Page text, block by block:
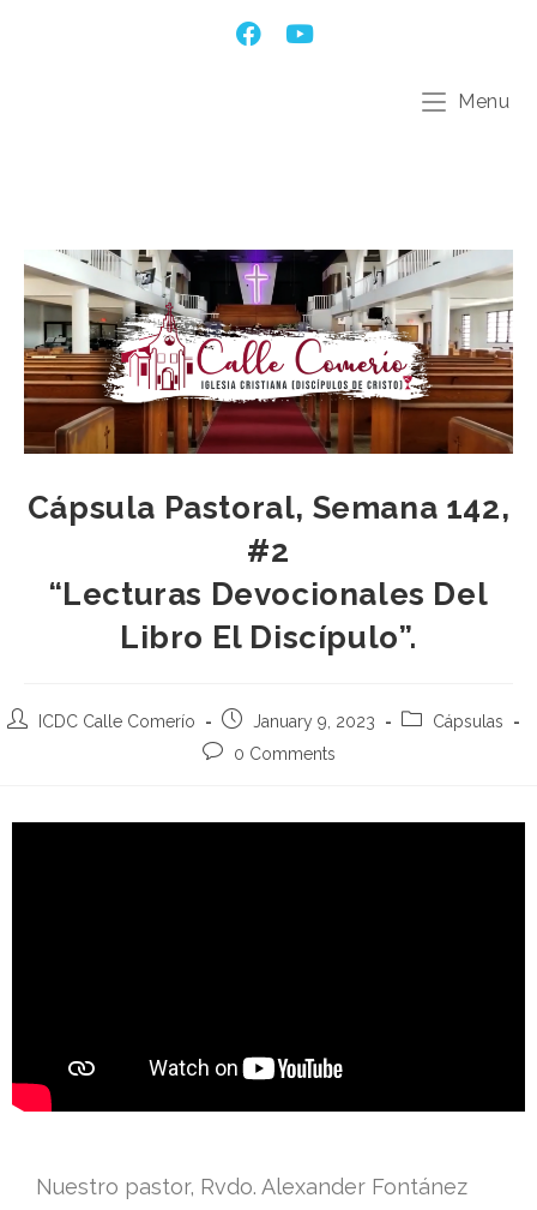
Menu
Cápsula Pastoral, Semana 142,
#2
“Lecturas Devocionales Del
Libro El Discípulo”.
ICDC Calle Comerío January 9, 2023
Cápsulas
0 Comments
Nuestro pastor, Rvdo. Alexander Fontánez